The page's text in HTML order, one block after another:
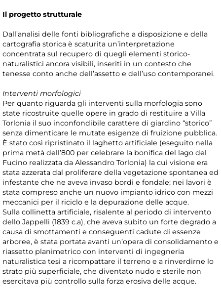
Il progetto strutturale
Dall’analisi delle fonti bibliografiche a disposizione e della
cartografia storica è scaturita un’interpretazione
concentrata sul recupero di quegli elementi storico-
naturalistici ancora visibili, inseriti in un contesto che
tenesse conto anche dell’assetto e dell’uso contemporanei.
Interventi morfologici
Per quanto riguarda gli interventi sulla morfologia sono
state ricostruite quelle opere in grado di restituire a Villa
Torlonia il suo inconfondibile carattere di giardino “storico”
senza dimenticare le mutate esigenze di fruizione pubblica.
È stato così ripristinato il laghetto artificiale (eseguito nella
prima metà dell’800 per celebrare la bonifica del lago del
Fucino realizzata da Alessandro Torlonia) la cui visione era
stata azzerata dal proliferare della vegetazione spontanea ed
infestante che ne aveva invaso bordi e fondale; nei lavori è
stata compreso anche un nuovo impianto idrico con mezzi
meccanici per il riciclo e la depurazione delle acque.
Sulla collinetta artificiale, risalente al periodo di intervento
dello Jappelli (1839 c.a), che aveva subito un forte degrado a
causa di smottamenti e conseguenti cadute di essenze
arboree, è stata portata avanti un’opera di consolidamento e
riassetto planimetrico con interventi di ingegneria
naturalistica tesi a ricompattare il terreno e a rinverdirne lo
strato più superficiale, che diventato nudo e sterile non
esercitava più controllo sulla forza erosiva delle acque.